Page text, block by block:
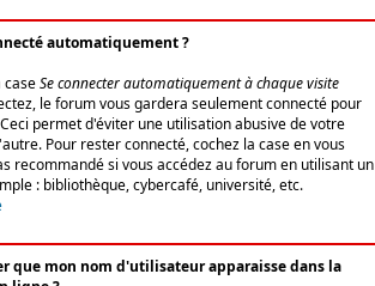
automatiquement ?
caseSe connecter automatiquement à chaque visite
le forum vous gardera seulement connecté pour
permet d'éviter une utilisation abusive de votre
Pour rester connecté, cochez la case en vous
recommandé si vous accédez au forum en utilisant un
: bibliothèque, cybercafé, université, etc.
que mon nom d'utilisateur apparaisse dans la